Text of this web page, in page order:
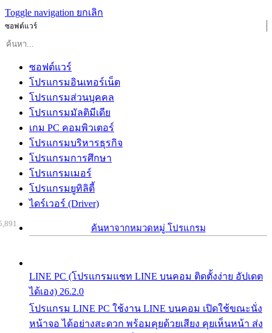
Toggle navigation ยกเลิก
ซอฟต์แวร์
ซอฟต์แวร์
โปรแกรมอินเทอร์เน็ต
โปรแกรมส่วนบุคคล
โปรแกรมมัลติมีเดีย
เกม PC คอมพิวเตอร์
โปรแกรมบริหารธุรกิจ
โปรแกรมการศึกษา
โปรแกรมเมอร์
โปรแกรมยูทิลิตี้
ไดร์เวอร์ (Driver)
ค้นหาจากหมวดหมู่ โปรแกรม
LINE PC (โปรแกรมแชท LINE บนคอม ติดตั้งง่าย อัปเดต
ได้เอง) 26.2.0
โปรแกรม LINE PC ใช้งาน LINE บนคอม เปิดใช้ขณะนั่ง
หน้าจอ ได้อย่างสะดวก พร้อมคุยด้วยเสียง คุยเห็นหน้า ส่ง